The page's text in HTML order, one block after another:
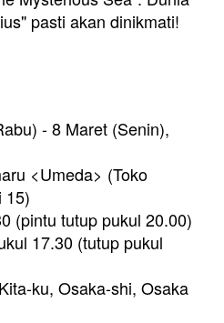
pasti akan dinikmati!
- 8 Maret (Senin),
<Umeda> (Toko
15)
(pintu tutup pukul 20.00)
17.30 (tutup pukul
ku, Osaka-shi, Osaka